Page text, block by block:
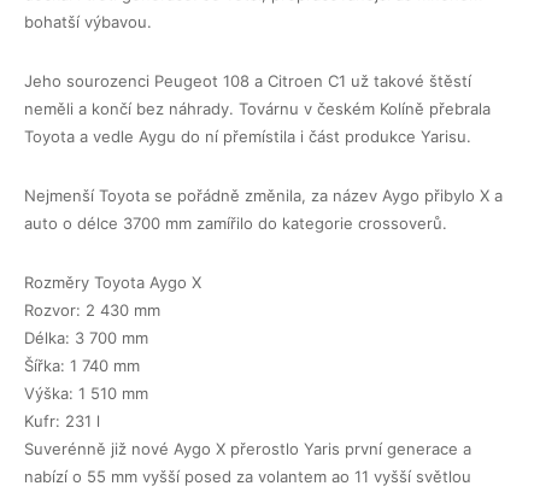
bohatší výbavou.
Jeho sourozenci Peugeot 108 a Citroen C1 už takové štěstí
neměli a končí bez náhrady. Továrnu v českém Kolíně přebrala
Toyota a vedle Aygu do ní přemístila i část produkce Yarisu.
Nejmenší Toyota se pořádně změnila, za název Aygo přibylo X a
auto o délce 3700 mm zamířilo do kategorie crossoverů.
Rozměry Toyota Aygo X
Rozvor: 2 430 mm
Délka: 3 700 mm
Šířka: 1 740 mm
Výška: 1 510 mm
Kufr: 231 l
Suverénně již nové Aygo X přerostlo Yaris první generace a
nabízí o 55 mm vyšší posed za volantem ao 11 vyšší světlou